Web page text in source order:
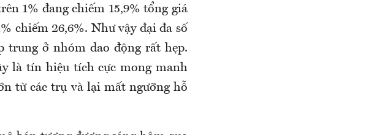
1% đang chiếm 15,9% tổng giá
chiếm 26,6%. Như vậy đại đa số
trung ở nhóm dao động rất hẹp.
là tín hiệu tích cực mong manh
từ các trụ và lại mất ngưỡng hỗ